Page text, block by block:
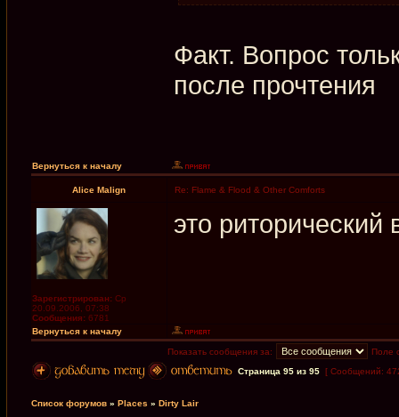
Факт. Вопрос
после прочтения
Вернуться к началу
Alice Malign Re: Flame & Flood & Other Comforts
Зарегистрирован: Ср
20.09.2006, 07:38
Сообщения: 6781
это риторический
Вернуться к началу
Показать сообщения за:
Поле
Страница 95 из 95 [ Сообщений:
Список форумов » Places » Dirty Lair